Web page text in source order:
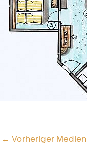
← Vorheriger Medien